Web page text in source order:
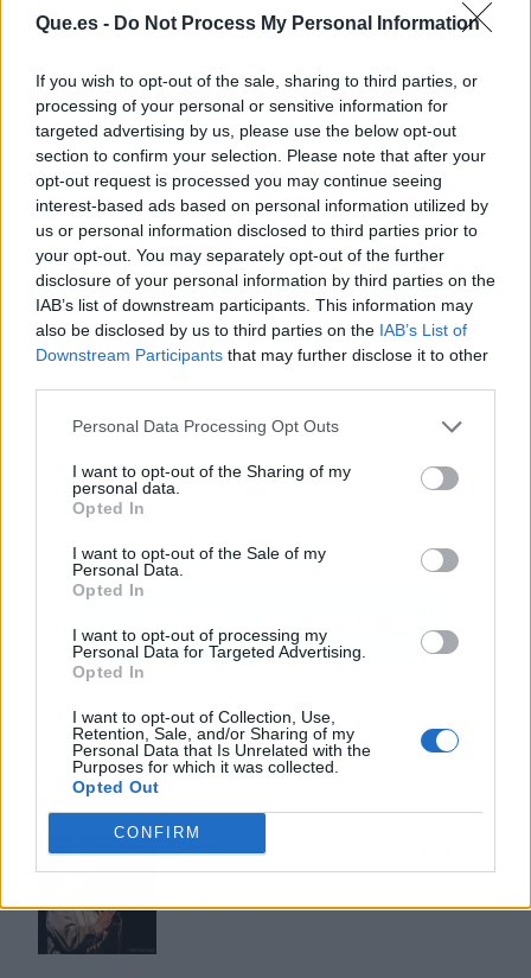
Que.es - Do Not Process My Personal Information
If you wish to opt-out of the sale, sharing to third parties, or
processing of your personal or sensitive information for
targeted advertising by us, please use the below opt-out
section to confirm your selection. Please note that after your
opt-out request is processed you may continue seeing
interest-based ads based on personal information utilized by
us or personal information disclosed to third parties prior to
your opt-out. You may separately opt-out of the further
disclosure of your personal information by third parties on the
IAB’s list of downstream participants. This information may
also be disclosed by us to third parties on the IAB’s List of
Downstream Participants that may further disclose it to other
Personal Data Processing Opt Outs
I want to opt-out of the Sharing of my
personal data.
Opted In
I want to opt-out of the Sale of my
Personal Data.
Opted In
I want to opt-out of processing my
Personal Data for Targeted Advertising.
Opted In
I want to opt-out of Collection, Use,
Retention, Sale, and/or Sharing of my
Personal Data that Is Unrelated with the
Purposes for which it was collected.
Opted Out
CONFIRM
Publicidad
Los más vistos
Tom Jones demuestra en Madrid que su
voz sigue desafiando implacable el paso